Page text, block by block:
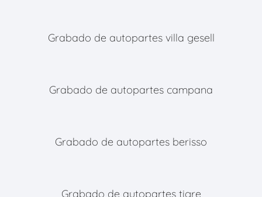
Grabado de autopartes villa gesell
Grabado de autopartes campana
Grabado de autopartes berisso
Grabado de autopartes tigre